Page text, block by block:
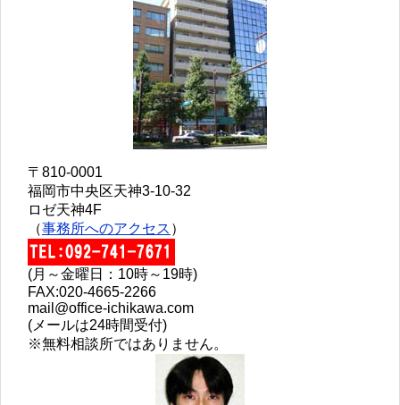
〒810-0001
福岡市中央区天神3-10-32
ロゼ天神4F
（事務所へのアクセス ）
(月～金曜日：10時～19時)
FAX:020-4665-2266
mail@office-ichikawa.com
(メールは24時間受付)
※無料相談所ではありません。